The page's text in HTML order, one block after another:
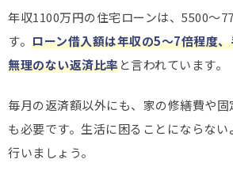
年収1100万円の住宅ローンは、5500～
す。 ローン借入額は年収の5～7倍程度
無理のない返済比率と言われています。
毎月の返済額以外にも、家の修繕費や
も必要です。生活に困ることにならな
行いましょう。